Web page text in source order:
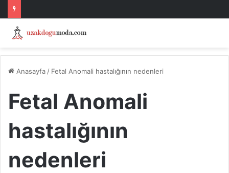
Anasayfa / Fetal Anomali hastalığının nedenleri
Fetal Anomali
hastalığının
nedenleri